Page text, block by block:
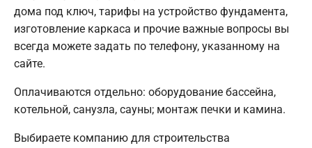
дома под ключ, тарифы на устройство фундамента,
изготовление каркаса и прочие важные вопросы вы
всегда можете задать по телефону, указанному на
сайте.
Оплачиваются отдельно: оборудование бассейна,
котельной, санузла, сауны; монтаж печки и камина.
Выбираете компанию для строительства